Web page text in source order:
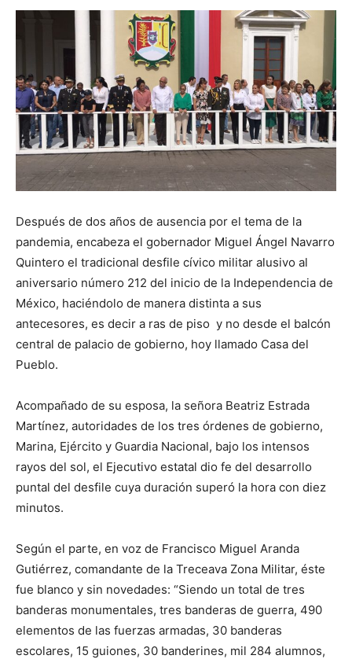
Después de dos años de ausencia por el tema de la
pandemia, encabeza el gobernador Miguel Ángel Navarro
Quintero el tradicional desfile cívico militar alusivo al
aniversario número 212 del inicio de la Independencia de
México, haciéndolo de manera distinta a sus
antecesores, es decir a ras de piso y no desde el balcón
central de palacio de gobierno, hoy llamado Casa del
Pueblo.
Acompañado de su esposa, la señora Beatriz Estrada
Martínez, autoridades de los tres órdenes de gobierno,
Marina, Ejército y Guardia Nacional, bajo los intensos
rayos del sol, el Ejecutivo estatal dio fe del desarrollo
puntal del desfile cuya duración superó la hora con diez
minutos.
Según el parte, en voz de Francisco Miguel Aranda
Gutiérrez, comandante de la Treceava Zona Militar, éste
fue blanco y sin novedades: “Siendo un total de tres
banderas monumentales, tres banderas de guerra, 490
elementos de las fuerzas armadas, 30 banderas
escolares, 15 guiones, 30 banderines, mil 284 alumnos,